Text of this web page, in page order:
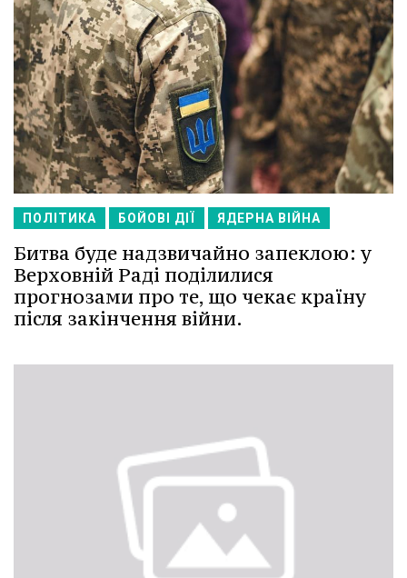
ПОЛІТИКА БОЙОВІ ДІЇ ЯДЕРНА ВІЙНА
Битва буде надзвичайно запеклою: у
Верховній Раді поділилися
прогнозами про те, що чекає країну
після закінчення війни.